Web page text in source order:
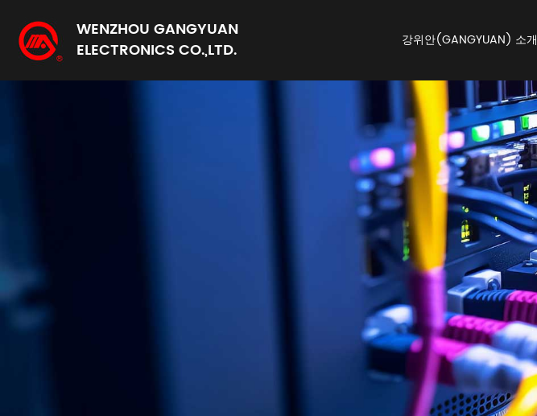
WENZHOU GANGYUAN
ELECTRONICS CO.,LTD.
강위안(GANGYUAN) 소개